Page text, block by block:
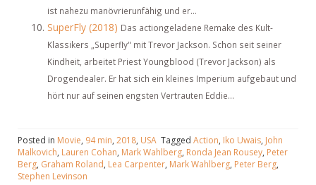
ist nahezu manövrierunfähig und er...
SuperFly (2018) Das actiongeladene Remake des Kult-
Klassikers „Superfly" mit Trevor Jackson. Schon seit seiner
Kindheit, arbeitet Priest Youngblood (Trevor Jackson) als
Drogendealer. Er hat sich ein kleines Imperium aufgebaut und
hört nur auf seinen engsten Vertrauten Eddie...
Posted in Movie, 94 min, 2018, USA Tagged Action, Iko Uwais, John
Malkovich, Lauren Cohan, Mark Wahlberg, Ronda Jean Rousey, Peter
Berg, Graham Roland, Lea Carpenter, Mark Wahlberg, Peter Berg,
Stephen Levinson